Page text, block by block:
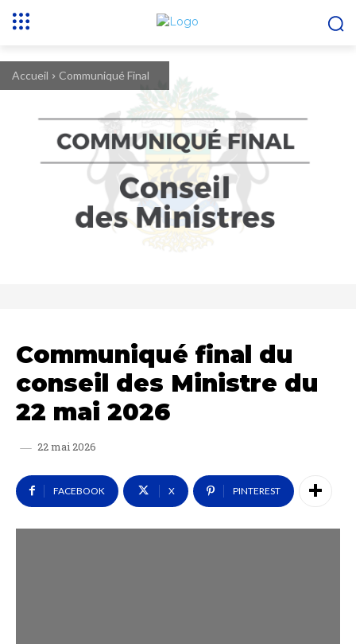
Accueil Communiqué Final
Communiqué final du
conseil des Ministre du
22 mai 2026
22 mai 2026
FACEBOOK X PINTEREST